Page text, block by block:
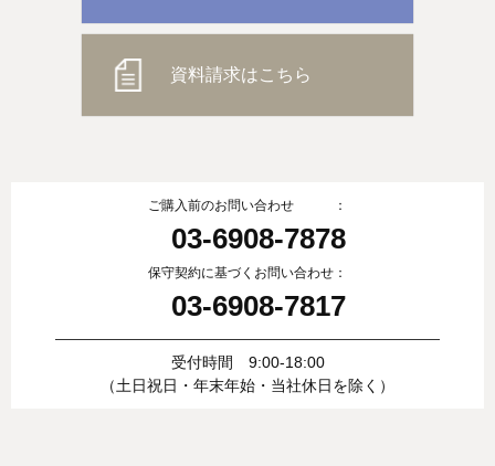
資料請求はこちら
ご購入前のお問い合わせ ：
03-6908-7878
保守契約に基づくお問い合わせ：
03-6908-7817
受付時間 9:00-18:00
（土日祝日・年末年始・当社休日を除く）